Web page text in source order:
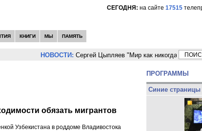
СЕГОДНЯ: на сайте 17515
КНИГИ МЫ ПАМЯТЬ
НОВОСТИ: Сергей Цыпляев "Мир как никогда близко стоит к
обязать мигрантов
Узбекистана в роддоме Владивостока
ПРОГРАММЫ
Синие